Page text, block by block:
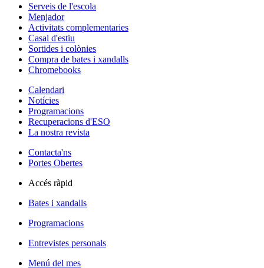
Serveis de l'escola
Menjador
Activitats complementaries
Casal d'estiu
Sortides i colònies
Compra de bates i xandalls
Chromebooks
Calendari
Notícies
Programacions
Recuperacions d'ESO
La nostra revista
Contacta'ns
Portes Obertes
Accés ràpid
Bates i xandalls
Programacions
Entrevistes personals
Menú del mes